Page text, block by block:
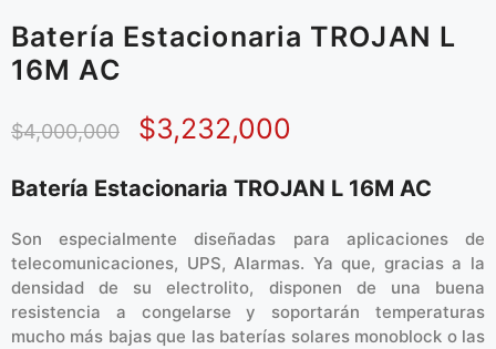
Batería Estacionaria TROJAN L
16M AC
$4,000,000 $3,232,000
Batería Estacionaria TROJAN L 16M AC
Son especialmente diseñadas para aplicaciones de
telecomunicaciones, UPS, Alarmas. Ya que, gracias a la
densidad de su electrolito, disponen de una buena
resistencia a congelarse y soportarán temperaturas
mucho más bajas que las baterías solares monoblock o las